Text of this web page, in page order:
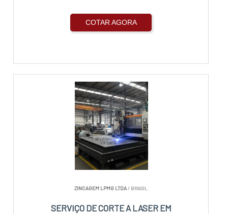
COTAR AGORA
ZINCAGEM LPMG LTDA/ BRASIL
SERVIÇO DE CORTE A LASER EM